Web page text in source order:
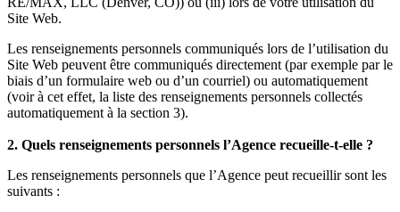
Site Web.
Les renseignements personnels communiqués lors de l’utilisation du
Site Web peuvent être communiqués directement (par exemple par le
biais d’un formulaire web ou d’un courriel) ou automatiquement
(voir à cet effet, la liste des renseignements personnels collectés
automatiquement à la section 3).
2. Quels renseignements personnels l’Agence recueille-t-elle ?
Les renseignements personnels que l’Agence peut recueillir sont les
suivants :